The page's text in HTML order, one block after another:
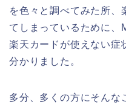
を色々と調べてみた所、
てしまっているために
楽天カードが使えない症
分かりました。
多分、多くの方にそんな